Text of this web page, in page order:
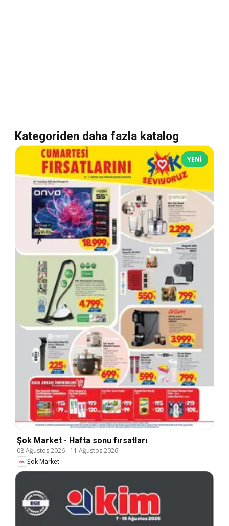
Kategoriden daha fazla katalog
YENI
Şok Market - Hafta sonu fırsatları
08 Ağustos 2026- 11 Ağustos 2026
Şok Market